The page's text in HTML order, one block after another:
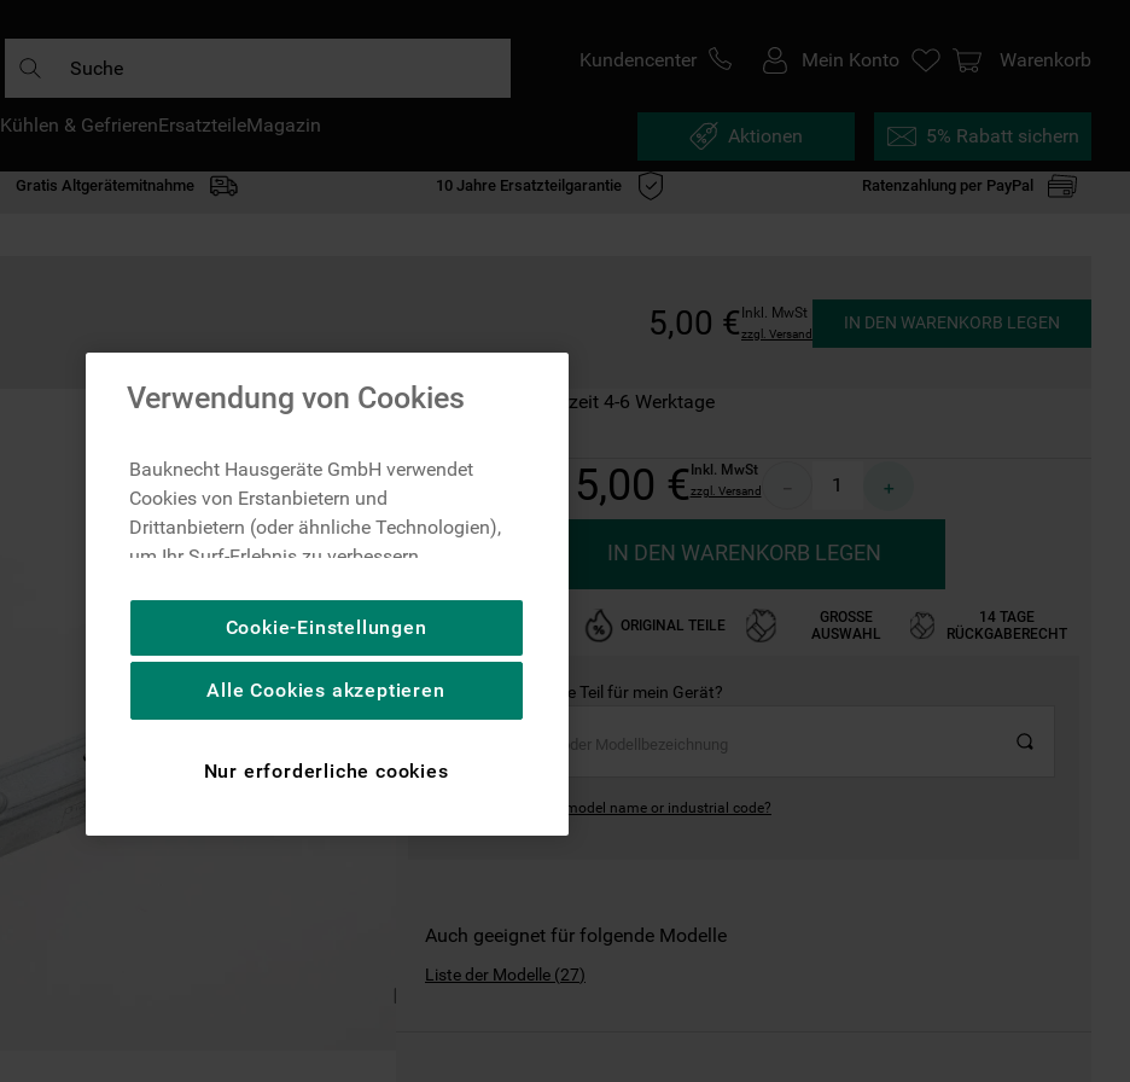
Kundencenter Mein Konto Warenkorb
Kühlen & GefrierenErsatzteileMagazin Aktionen 5% Rabatt sichern
Gratis Altgerätemitnahme 10 Jahre Ersatzteilgarantie Ratenzahlung per PayPal
5,00 € Inkl. MwSt
zzgl. Versand
IN DEN WARENKORB LEGEN
Auf Lager: Lieferzeit 4-6 Werktage
5,00 €Inkl. MwSt
zzgl. Versand ＋
IN DEN WARENKORB LEGEN
ORIGINAL TEILE
GROSSE A
USWAHL
14 TAGE
RÜCKGABERECHT
Ist dies das richtige Teil für mein Gerät?
Where can I find the model name or industrial code?
Auch geeignet für folgende Modelle
Liste der Modelle (27)
Verwendung von Cookies
Bauknecht Hausgeräte GmbH verwendet
Cookies von Erstanbietern und
Drittanbietern (oder ähnliche Technologien),
um Ihr Surf-Erlebnis zu verbessern
um die redaktionellen Inhalte der Website
basierend auf Ihrer Nutzung der Website zu
personalisieren, die Funktionalität der
spezifische Funktionen anzubieten
(einschließlich über Drittanbieter und auf
Plattformen, beispielsweise Google LLC –
Cookie-Einstellungen
Nur erforderliche cookies
Alle Cookies akzeptieren
DIE HÄUFIGSTEN SUCHANFRAGEN
gefrierschrank
kühl-gefrierkombination freistehend